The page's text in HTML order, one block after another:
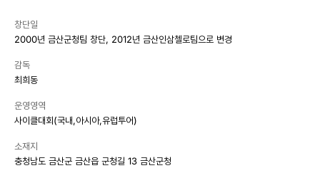
창단일
2000년 금산군청팀 창단, 2012년 금산인삼첼로팀으로 변경
감독
최희동
운영영역
사이클대회(국내,아시아,유럽투어)
소재지
충청남도 금산군 금산읍 군청길 13 금산군청